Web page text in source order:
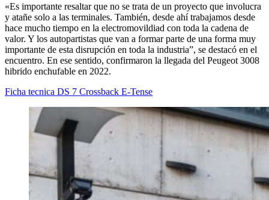
«Es importante resaltar que no se trata de un proyecto que involucra
y atañe solo a las terminales. También, desde ahí trabajamos desde
hace mucho tiempo en la electromovildiad con toda la cadena de
valor. Y los autopartistas que van a formar parte de una forma muy
importante de esta disrupción en toda la industria”, se destacó en el
encuentro. En ese sentido, confirmaron la llegada del Peugeot 3008
hibrido enchufable en 2022.
Ficha tecnica DS 7 Crossback E-Tense